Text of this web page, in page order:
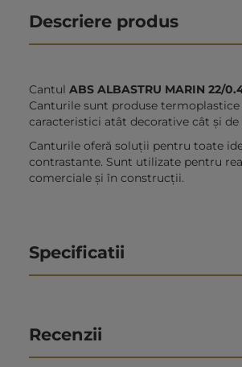
Descriere produs
Cantul ABS ALBASTRU MARIN 22/
Canturile sunt produse
caracteristici atât decorative cât şi
Canturile oferă soluții pentru toate
contrastante. Sunt utilizate pentru
comerciale și în construcții.
Specificatii
Recenzii